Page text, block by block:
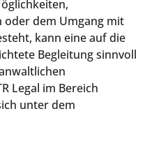
dem Umgang mit
kann eine auf die
Begleitung sinnvoll
Legal im Bereich
unter dem